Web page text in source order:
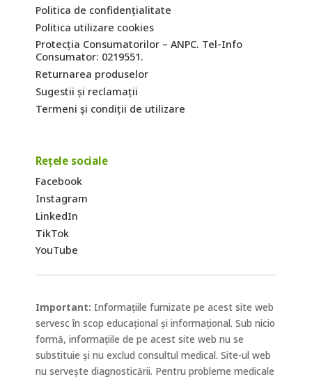
Politica de confidențialitate
Politica utilizare cookies
Protecția Consumatorilor – ANPC. Tel-Info
Consumator: 0219551.
Returnarea produselor
Sugestii și reclamații
Termeni și condiții de utilizare
Rețele sociale
Facebook
Instagram
LinkedIn
TikTok
YouTube
Important: Informațiile furnizate pe acest site web
servesc în scop educațional și informațional. Sub nicio
formă, informațiile de pe acest site web nu se
substituie și nu exclud consultul medical. Site-ul web
nu servește diagnosticării. Pentru probleme medicale